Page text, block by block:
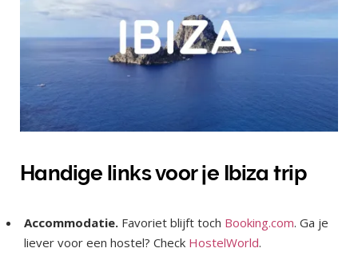
Handige links voor je Ibiza trip
Accommodatie. Favoriet blijft toch Booking.com. Ga je
liever voor een hostel? Check HostelWorld.